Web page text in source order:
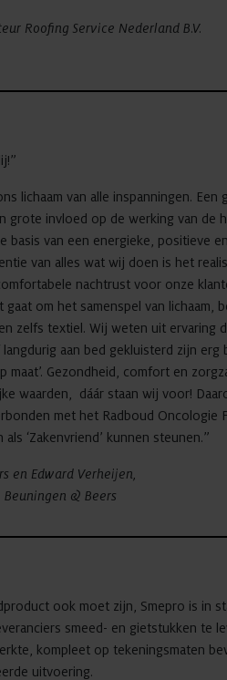
Roofing Service Nederland B.V.
lichaam van alle inspanningen. Een
grote invloed op de werking van de
basis van een energieke, positieve en
van alles wat wij doen is het
nachtrust voor onze
gaat om het samenspel van lichaam,
zelfs textiel. Wij weten uit ervaring
aan bed gekluisterd zijn erg
maat’. Gezondheid, comfort en
waarden, dáár staan wij voor!
met het Radboud Oncologie
‘Zakenvriend’ kunnen steunen.”
en Edward Verheijen,
Beuningen & Beers
ook moet zijn, Smepro is in
smeed- en gietstukken te
kompleet op tekeningsmaten
uitvoering.